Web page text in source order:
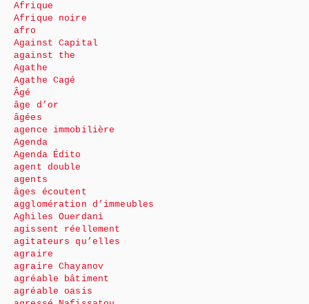
Afrique
Afrique noire
afro
Against Capital
against the
Agathe
Agathe Cagé
Âgé
âge d’or
âgées
agence immobilière
Agenda
Agenda Édito
agent double
agents
âges écoutent
agglomération d’immeubles
Aghiles Ouerdani
agissent réellement
agitateurs qu’elles
agraire
agraire Chayanov
agréable bâtiment
agréable oasis